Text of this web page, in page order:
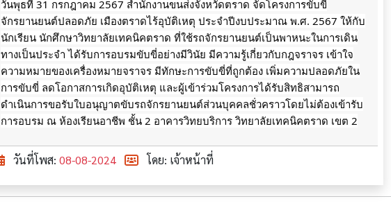
วันพุธที่ 31 กรกฎาคม 2567 สำนักงานขนส่งจังหวัดตราด จัดโครงการขับขี่
จักรยานยนต์ปลอดภัย เมืองตราดไร้อุบัติเหตุ ประจำปีงบประมาณ พ.ศ. 2567 ให้กับ
นักเรียน นักศึกษาวิทยาลัยเทคนิคตราด ที่ใช้รถจักรยานยนต์เป็นพาหนะในการเดิน
ทางเป็นประจำ ได้รับการอบรมขับขี่อย่างมีวินัย มีความรู้เกี่ยวกับกฎจราจร เข้าใจ
ความหมายของเครื่องหมายจราจร มีทักษะการขับขี่ที่ถูกต้อง เพิ่มความปลอดภัยใน
การขับขี่ ลดโอกาสการเกิดอุบัติเหตุ และผู้เข้าร่วมโครงการได้รับสิทธิสามารถ
ดำเนินการขอรับใบอนุญาตขับรถจักรยานยนต์ส่วนบุคคลชั่วคราวโดยไม่ต้องเข้ารับ
การอบรม ณ ห้องเรียนอาชีพ ชั้น 2 อาคารวิทยบริการ วิทยาลัยเทคนิคตราด เขต 2
วันที่โพส:08-08-2024 โดย: เจ้าหน้าที่